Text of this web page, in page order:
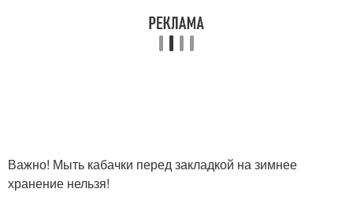
Важно! Мыть кабачки перед закладкой на зимнее
хранение нельзя!